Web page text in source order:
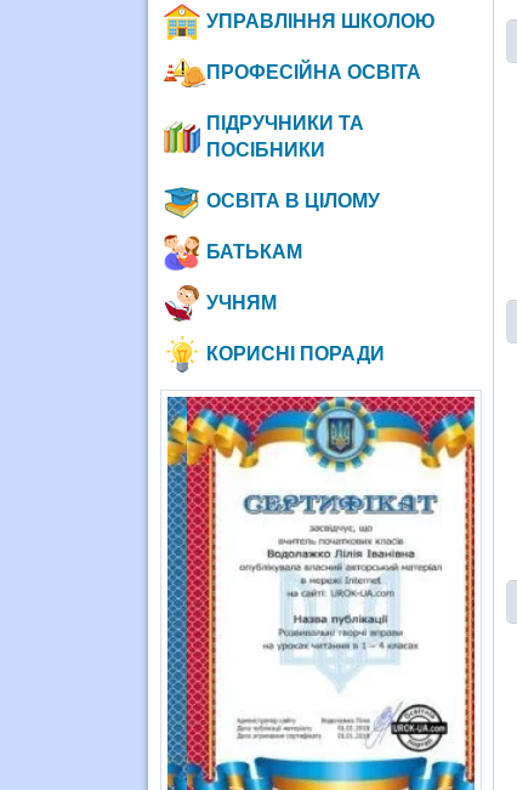
УПРАВЛІННЯ ШКОЛОЮ
ПРОФЕСІЙНА ОСВІТА
ПІДРУЧНИКИ ТА
ПОСІБНИКИ
ОСВІТА В ЦІЛОМУ
БАТЬКАМ
УЧНЯМ
КОРИСНІ ПОРАДИ